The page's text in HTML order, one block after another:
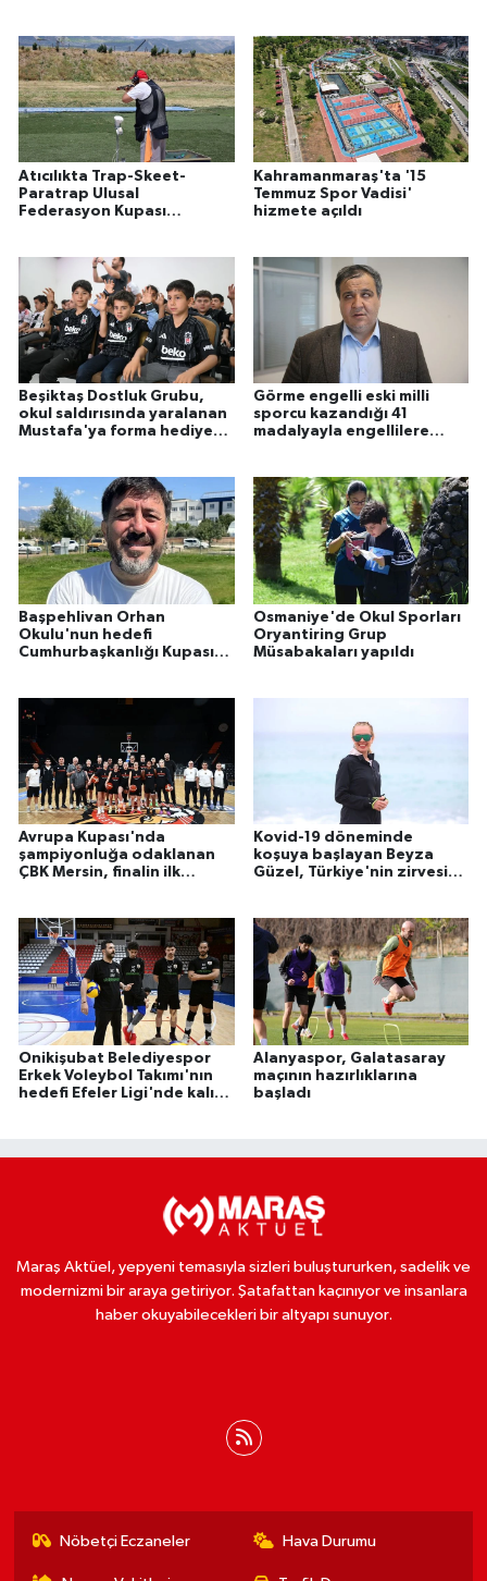
Atıcılıkta Trap-Skeet-
Paratrap Ulusal
Federasyon Kupası
Kahramanmaraş'ta '15
Temmuz Spor Vadisi'
hizmete açıldı
Beşiktaş Dostluk Grubu,
okul saldırısında yaralanan
Mustafa'ya forma hediye
Görme engelli eski milli
sporcu kazandığı 41
madalyayla engellilere
Başpehlivan Orhan
Okulu'nun hedefi
Cumhurbaşkanlığı Kupası'nı
Osmaniye'de Okul Sporları
Oryantiring Grup
Müsabakaları yapıldı
Avrupa Kupası'nda
şampiyonluğa odaklanan
ÇBK Mersin, finalin ilk
Kovid-19 döneminde
koşuya başlayan Beyza
Güzel, Türkiye'nin zirvesine
Onikişubat Belediyespor
Erkek Voleybol Takımı'nın
hedefi Efeler Ligi'nde kalıcı
Alanyaspor, Galatasaray
maçının hazırlıklarına
başladı
Maraş Aktüel, yepyeni temasıyla sizleri buluştururken, sadelik ve
modernizmi bir araya getiriyor. Şatafattan kaçınıyor ve insanlara
haber okuyabilecekleri bir altyapı sunuyor.
Nöbetçi Eczaneler Hava Durumu